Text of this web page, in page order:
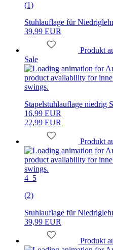
(1)
Stuhlauflage für
39,99 EUR
Produkt
Sale
Stapelstuhlauflage niedrig
16,99 EUR
22,99 EUR
Produkt
4_5
(2)
Stuhlauflage für
39,99 EUR
Produkt